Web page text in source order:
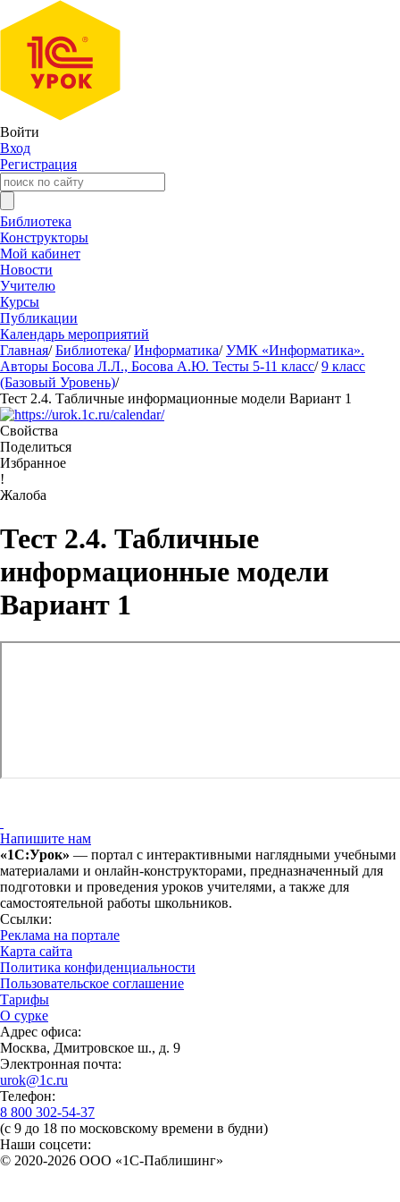
Войти
Вход
Регистрация
Библиотека
Конструкторы
Мой кабинет
Новости
Учителю
Курсы
Публикации
Календарь мероприятий
Главная/ Библиотека/ Информатика/ УМК «Информатика».
Авторы Босова Л.Л., Босова А.Ю. Тесты 5-11 класс/ 9 класс
(Базовый Уровень)/
Тест 2.4. Табличные информационные модели Вариант 1
Свойства
Поделиться
Избранное
!
Жалоба
Тест 2.4. Табличные
информационные модели
Вариант 1
Напишите нам
«1С:Урок» — портал с интерактивными наглядными учебными
материалами и онлайн-конструкторами, предназначенный для
подготовки и проведения уроков учителями, а также для
самостоятельной работы школьников.
Ссылки:
Реклама на портале
Карта сайта
Политика конфиденциальности
Пользовательское соглашение
Тарифы
О сурке
Адрес офиса:
Москва, Дмитровское ш., д. 9
Электронная почта:
urok@1c.ru
Телефон:
8 800 302-54-37
(с 9 до 18 по московскому времени в будни)
Наши соцсети:
© 2020-2026 OOO «1С-Паблишинг»